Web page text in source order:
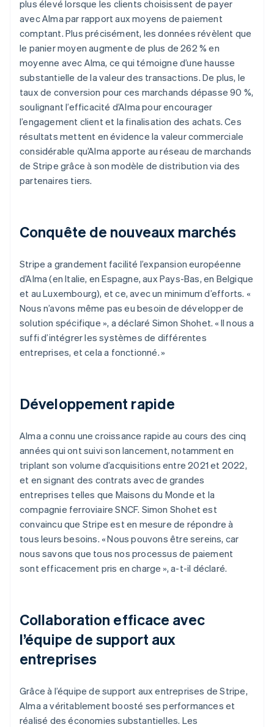
plus élevé lorsque les clients choisissent de payer
avec Alma par rapport aux moyens de paiement
comptant. Plus précisément, les données révèlent que
le panier moyen augmente de plus de 262 % en
moyenne avec Alma, ce qui témoigne d’une hausse
substantielle de la valeur des transactions. De plus, le
taux de conversion pour ces marchands dépasse 90 %,
soulignant l’efficacité d’Alma pour encourager
l’engagement client et la finalisation des achats. Ces
résultats mettent en évidence la valeur commerciale
considérable qu’Alma apporte au réseau de marchands
de Stripe grâce à son modèle de distribution via des
partenaires tiers.
Conquête de nouveaux marchés
Stripe a grandement facilité l’expansion européenne
d’Alma (en Italie, en Espagne, aux Pays-Bas, en Belgique
et au Luxembourg), et ce, avec un minimum d’efforts. «
Nous n’avons même pas eu besoin de développer de
solution spécifique », a déclaré Simon Shohet. « Il nous a
suffi d’intégrer les systèmes de différentes
entreprises, et cela a fonctionné. »
Développement rapide
Alma a connu une croissance rapide au cours des cinq
années qui ont suivi son lancement, notamment en
triplant son volume d’acquisitions entre 2021 et 2022,
et en signant des contrats avec de grandes
entreprises telles que Maisons du Monde et la
compagnie ferroviaire SNCF. Simon Shohet est
convaincu que Stripe est en mesure de répondre à
tous leurs besoins. « Nous pouvons être sereins, car
nous savons que tous nos processus de paiement
sont efficacement pris en charge », a-t-il déclaré.
Collaboration efficace avec
l’équipe de support aux
entreprises
Grâce à l’équipe de support aux entreprises de Stripe,
Alma a véritablement boosté ses performances et
réalisé des économies substantielles. Les